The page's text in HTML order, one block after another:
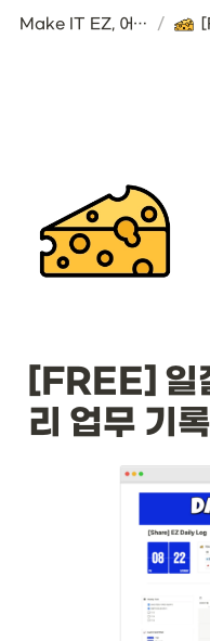
Make IT EZ, 어려운 IT를 쉽게 /
[FREE] 일
리 업무 기